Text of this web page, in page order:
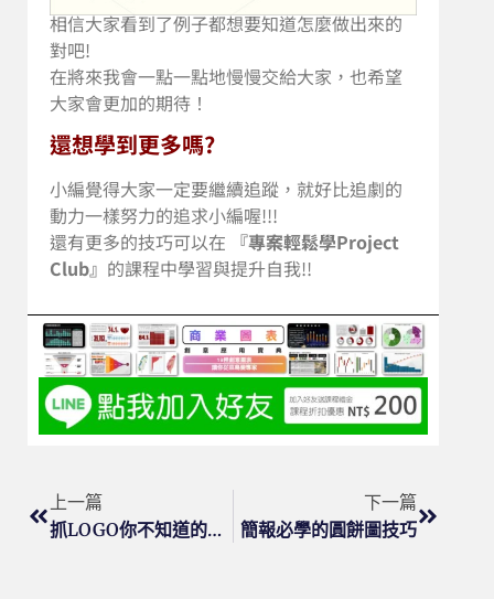
相信大家看到了例子都想要知道怎麼做出來的
對吧!
在將來我會一點一點地慢慢交給大家，也希望
大家會更加的期待！
還想學到更多嗎?
小編覺得大家一定要繼續追蹤，就好比追劇的
動力一樣努力的追求小編喔!!!
還有更多的技巧可以在 『專案輕鬆學Project
Club』 的課程中學習與提升自我!!
上一篇
抓LOGO你不知道的技巧
下一篇
簡報必學的圓餅圖技巧